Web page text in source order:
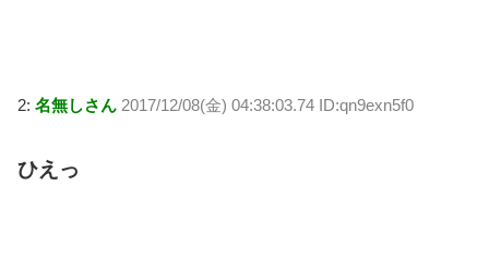
2: 名無しさん 2017/12/08(金) 04:38:03.74 ID:qn9exn5f0
ひえっ